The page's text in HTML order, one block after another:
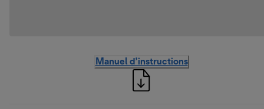
Manuel d’instructions